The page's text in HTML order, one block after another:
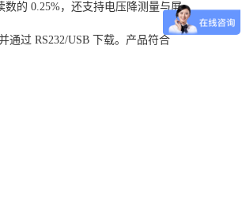
的 0.25%，还支持电压降测量与屏
通过 RS232/USB 下载。产品符合